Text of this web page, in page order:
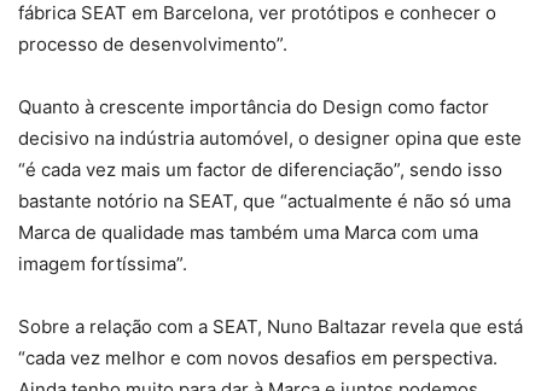
fábrica SEAT em Barcelona, ver protótipos e conhecer o
processo de desenvolvimento”.
Quanto à crescente importância do Design como factor
decisivo na indústria automóvel, o designer opina que este
“é cada vez mais um factor de diferenciação”, sendo isso
bastante notório na SEAT, que “actualmente é não só uma
Marca de qualidade mas também uma Marca com uma
imagem fortíssima”.
Sobre a relação com a SEAT, Nuno Baltazar revela que está
“cada vez melhor e com novos desafios em perspectiva.